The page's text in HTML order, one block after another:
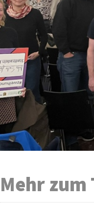
Mehr zum